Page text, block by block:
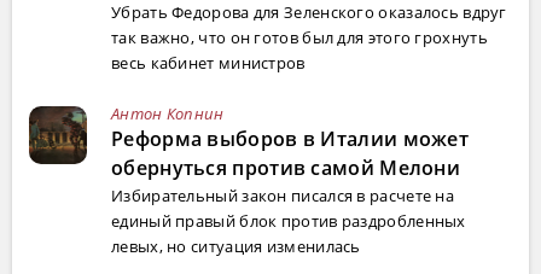
Убрать Федорова для Зеленского оказалось вдруг
так важно, что он готов был для этого грохнуть
весь кабинет министров
Антон Копнин
Реформа выборов в Италии может
обернуться против самой Мелони
Избирательный закон писался в расчете на
единый правый блок против раздробленных
левых, но ситуация изменилась